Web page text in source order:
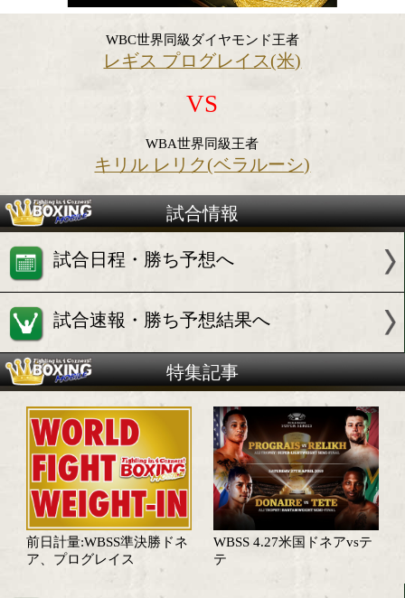
ト級王座統一12回戦
WBC世界同級ダイヤモンド王者
レギス プログレイス(米)
VS
WBA世界同級王者
キリル レリク(ベラルーシ)
試合情報
試合日程・勝ち予想へ
試合速報・勝ち予想結果へ
特集記事